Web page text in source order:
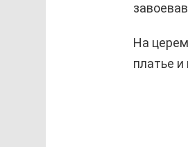
На
платье